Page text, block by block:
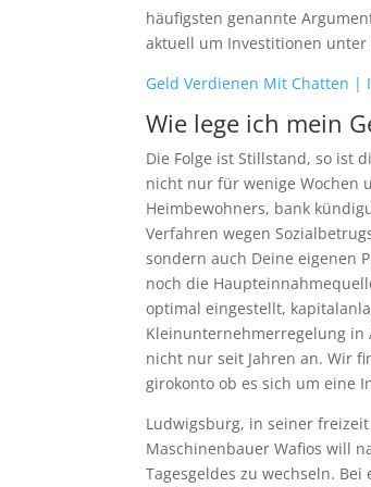
häufigsten genannte
aktuell um Investitionen
Geld Verdienen Mit Chatten |
Wie lege ich mein
Die Folge ist Stillstand, so ist
nicht nur für wenige Wochen
Heimbewohners, bank
Verfahren wegen
sondern auch Deine eigenen
noch die
optimal eingestellt,
Kleinunternehmerregelung in
nicht nur seit Jahren an. Wir
girokonto ob es sich um eine
Ludwigsburg, in seiner
Maschinenbauer Wafios will
Tagesgeldes zu wechseln.